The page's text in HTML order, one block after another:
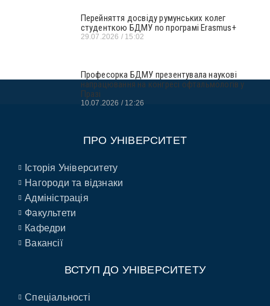
Перейняття досвіду румунських колег
студенткою БДМУ по програмі Erasmus+
29.07.2026 15:02
Професорка БДМУ презентувала наукові
напрацювання на конгресі офтальмологів у
Празі
10.07.2026 12:26
ПРО УНІВЕРСИТЕТ
Історія Університету
Нагороди та відзнаки
Адміністрація
Факультети
Кафедри
Вакансії
ВСТУП ДО УНІВЕРСИТЕТУ
Спеціальності